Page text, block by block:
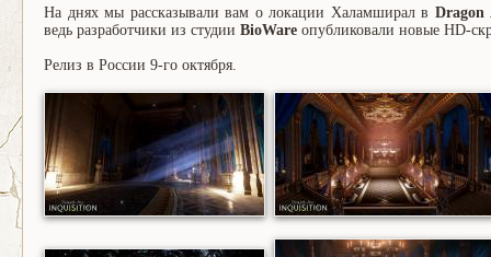
На днях мы рассказывали вам о локации Халамширал в Dragon
ведь разработчики из студии BioWare опубликовали новые HD-
Релиз в России 9-го октября.